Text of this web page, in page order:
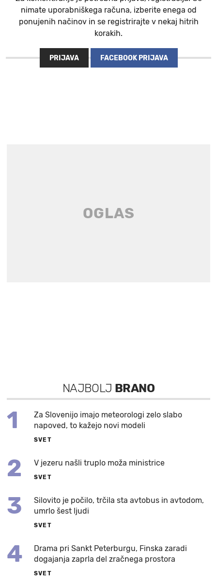
nimate uporabniškega računa, izberite enega od
ponujenih načinov in se registrirajte v nekaj hitrih
korakih.
PRIJAVA FACEBOOK PRIJAVA
NAJBOLJ BRANO
1
Za Slovenijo imajo meteorologi zelo slabo
napoved, to kažejo novi modeli
SVET
2 V jezeru našli truplo moža ministrice
SVET
3
Silovito je počilo, trčila sta avtobus in avtodom,
umrlo šest ljudi
SVET
4
Drama pri Sankt Peterburgu, Finska zaradi
dogajanja zaprla del zračnega prostora
SVET